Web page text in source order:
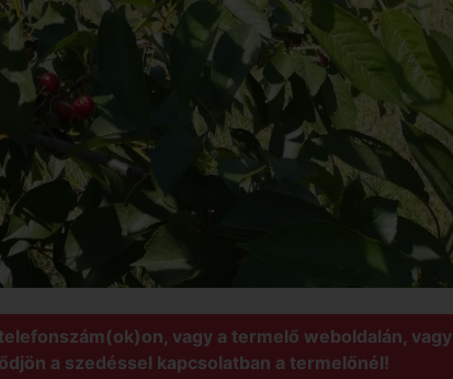
vagy a termelő weboldalán, vagy
a szedéssel kapcsolatban a termelőnél!